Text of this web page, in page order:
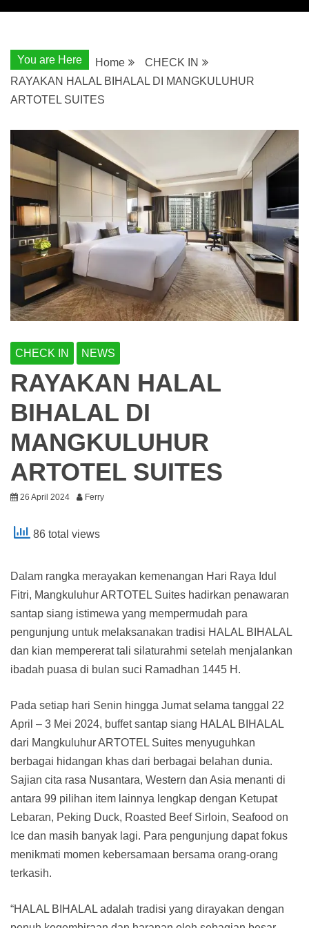
You are Here Home
CHECK IN
RAYAKAN HALAL BIHALAL DI MANGKULUHUR
ARTOTEL SUITES
CHECK IN NEWS
RAYAKAN HALAL
BIHALAL DI
MANGKULUHUR
ARTOTEL SUITES
26 April 2024 Ferry
86 total views
Dalam rangka merayakan kemenangan Hari Raya Idul
Fitri, Mangkuluhur ARTOTEL Suites hadirkan penawaran
santap siang istimewa yang mempermudah para
pengunjung untuk melaksanakan tradisi HALAL BIHALAL
dan kian mempererat tali silaturahmi setelah menjalankan
ibadah puasa di bulan suci Ramadhan 1445 H.
Pada setiap hari Senin hingga Jumat selama tanggal 22
April – 3 Mei 2024, buffet santap siang HALAL BIHALAL
dari Mangkuluhur ARTOTEL Suites menyuguhkan
berbagai hidangan khas dari berbagai belahan dunia.
Sajian cita rasa Nusantara, Western dan Asia menanti di
antara 99 pilihan item lainnya lengkap dengan Ketupat
Lebaran, Peking Duck, Roasted Beef Sirloin, Seafood on
Ice dan masih banyak lagi. Para pengunjung dapat fokus
menikmati momen kebersamaan bersama orang-orang
terkasih.
“HALAL BIHALAL adalah tradisi yang dirayakan dengan